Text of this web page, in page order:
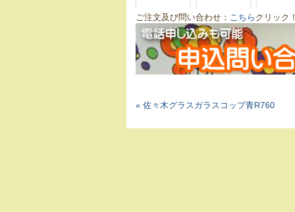
ご注文及び問い合わせ： こちらクリック！
« 佐々木グラスガラスコップ青R760